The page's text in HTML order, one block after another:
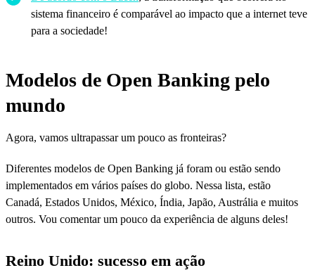
sistema financeiro é comparável ao impacto que a internet teve
para a sociedade!
Modelos de Open Banking pelo
mundo
Agora, vamos ultrapassar um pouco as fronteiras?
Diferentes modelos de Open Banking já foram ou estão sendo
implementados em vários países do globo. Nessa lista, estão
Canadá, Estados Unidos, México, Índia, Japão, Austrália e muitos
outros. Vou comentar um pouco da experiência de alguns deles!
Reino Unido: sucesso em ação